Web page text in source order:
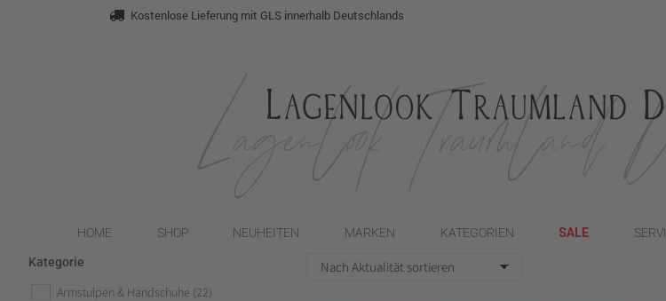
Kostenlose Lieferung mit GLS innerhalb Deutschlands
HOME SHOP NEUHEITEN MARKEN KATEGORIEN SALE
Kategorie
Armstulpen & Handschuhe (22)